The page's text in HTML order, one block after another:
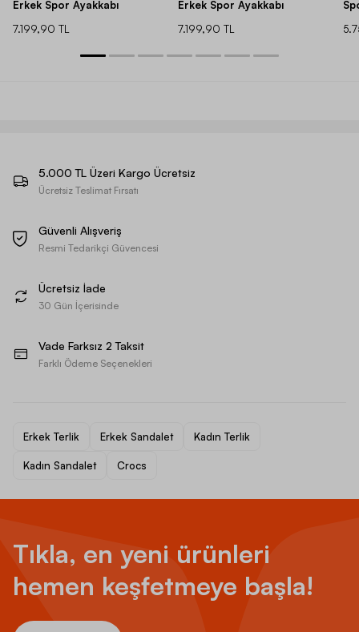
Erkek Spor Ayakkabı
7.199,90 TL
Erkek Spor Ayakkabı
7.199,90 TL
5.000 TL Üzeri Kargo Ücretsiz
Ücretsiz Teslimat Fırsatı
Güvenli Alışveriş
Resmi Tedarikçi Güvencesi
Ücretsiz İade
30 Gün İçerisinde
Vade Farksız 2 Taksit
Farklı Ödeme Seçenekleri
Erkek Terlik Erkek Sandalet Kadın Terlik
Kadın Sandalet Crocs
Tıkla, en yeni ürünleri
hemen keşfetmeye başla!